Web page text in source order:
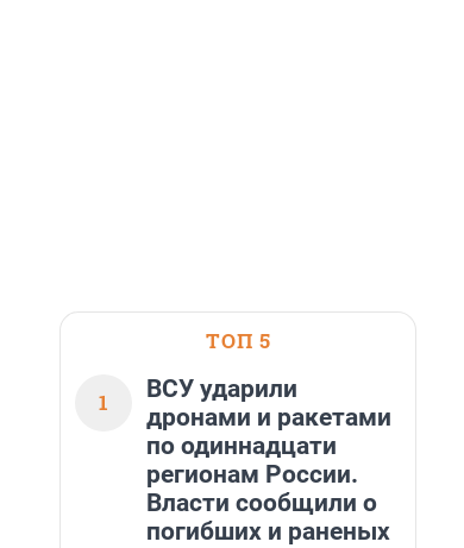
ТОП 5
1
ВСУ ударили
дронами и ракетами
по одиннадцати
регионам России.
Власти сообщили о
погибших и раненых